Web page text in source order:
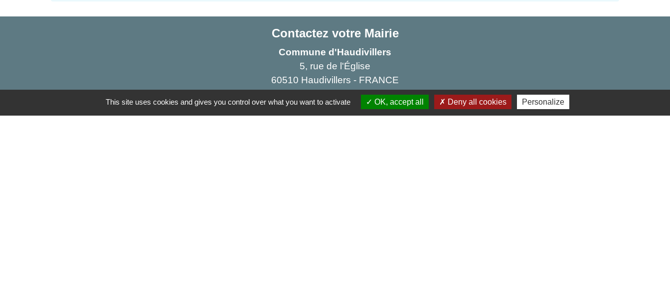
Contactez votre Mairie
Commune d'Haudivillers
5, rue de l'Église
60510 Haudivillers - FRANCE
+33 3 44 80 40 34
Contact par formulaire
This site uses cookies and gives you control over what you want to activate OK, accept all Deny all cookies Personalize